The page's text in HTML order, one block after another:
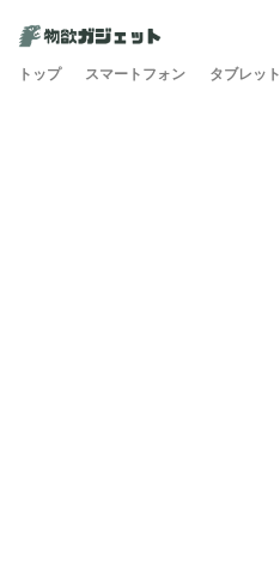
トップ スマートフォン タブレット